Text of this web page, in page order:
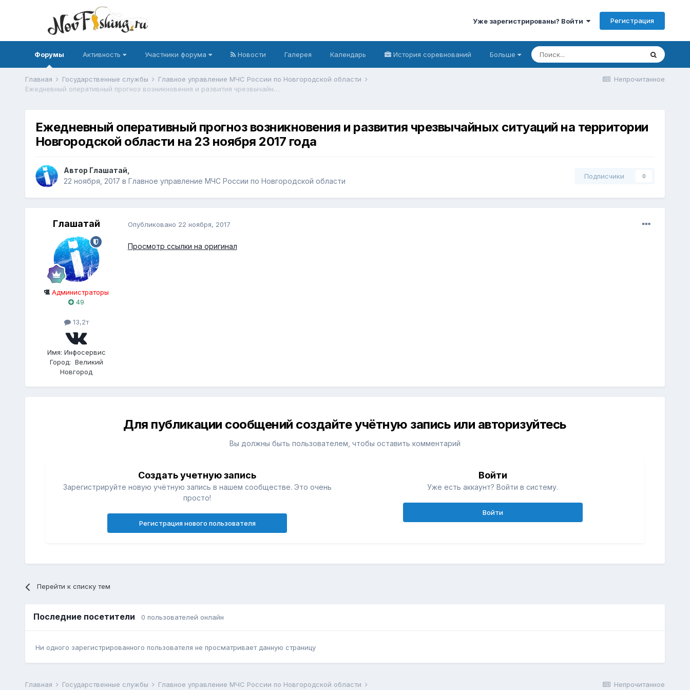
Уже зарегистрированы? Войти Регистрация
Форумы Активность Участники форума Новости Галерея Календарь История соревнований Больше
Непрочитанное
Главная Государственные службы
Главное управление МЧС России по Новгородской области
Ежедневный оперативный прогноз возникновения и развития чрезвычайных ситуаций на территории Новгородской области на 23 ноября 2017 года
Ежедневный оперативный прогноз возникновения и развития чрезвычайных ситуаций на территории
Новгородской области на 23 ноября 2017 года
Автор Глашатай
22 ноября, 2017 в Главное управление МЧС России по Новгородской области
Подписчики 0
Глашатай
Администраторы
49
13,2т
Имя: Инфосервис
Город: Великий
Новгород
Опубликовано 22 ноября, 2017
Просмотр ссылки на оригинал
Для публикации сообщений создайте учётную запись или авторизуйтесь
Вы должны быть пользователем, чтобы оставить комментарий
Создать учетную запись
Зарегистрируйте новую учётную запись в нашем сообществе. Это очень
просто!
Регистрация нового пользователя
Войти
Уже есть аккаунт? Войти в систему.
Войти
Перейти к списку тем
Последние посетители 0 пользователей онлайн
Ни одного зарегистрированного пользователя не просматривает данную страницу
Непрочитанное
Главная Государственные службы Главное управление МЧС России по Новгородской области